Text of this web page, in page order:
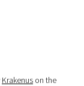
Krakenus on the